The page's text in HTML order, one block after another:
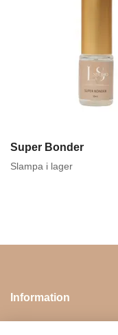
Super Bonder
Slampa i lager
Information